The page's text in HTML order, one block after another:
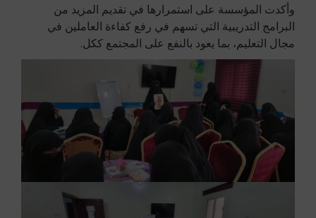
وأكدت المؤسسة على استمرارها في تقديم المزيد من
البرامج التدريبية التي تسهم في رفع كفاءة العاملين في
مجال التعليم، بما يعود بالنفع على المجتمع ككل.